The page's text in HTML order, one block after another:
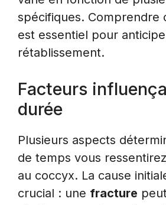
spécifiques. Comprendre
est essentiel pour
rétablissement.
Facteurs
durée
Plusieurs aspects
de temps vous
au coccyx. La cause
crucial : une fracture